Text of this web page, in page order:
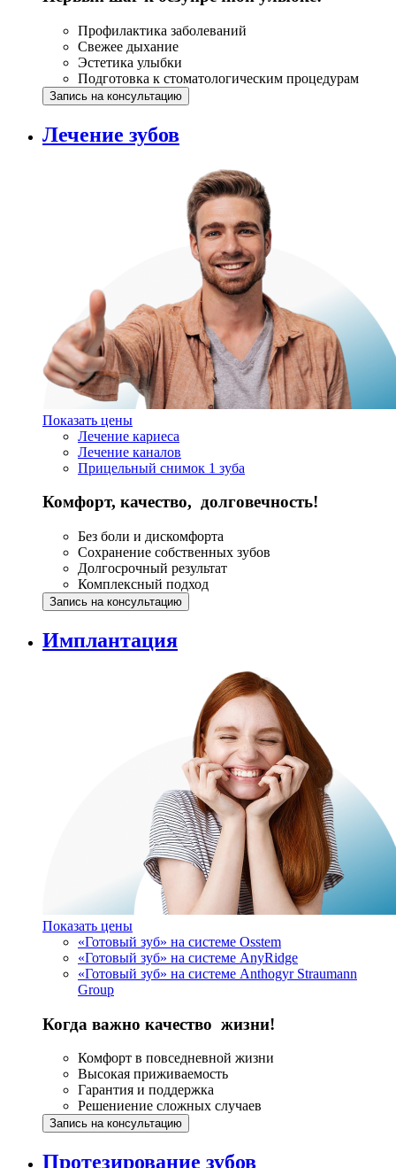
Профилактика заболеваний
Свежее дыхание
Эстетика улыбки
Подготовка к стоматологическим процедурам
Запись на консультацию
Лечение зубов
Показать цены
Лечение кариеса
Лечение каналов
Прицельный снимок 1 зуба
Комфорт, качество, долговечность!
Без боли и дискомфорта
Сохранение собственных зубов
Долгосрочный результат
Комплексный подход
Запись на консультацию
Имплантация
Показать цены
«Готовый зуб» на системе Osstem
«Готовый зуб» на системе AnyRidge
«Готовый зуб» на системе Anthogyr Straumann
Group
Когда важно качество жизни!
Комфорт в повседневной жизни
Высокая приживаемость
Гарантия и поддержка
Решениение сложных случаев
Запись на консультацию
Протезирование зубов